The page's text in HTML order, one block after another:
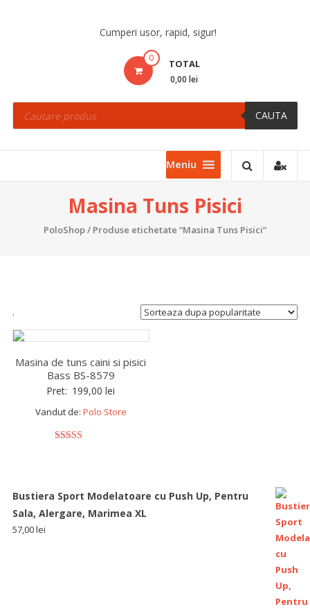
Cumperi usor, rapid, sigur!
0 TOTAL
0,00 lei
Products
search CAUTA
Meniu
Masina Tuns Pisici
PoloShop/ Produse etichetate “Masina Tuns Pisici”
.
Masina de tuns caini si pisici
Bass BS-8579
Pret: 199,00lei
Vandut de: Polo Store
Bustiera Sport Modelatoare cu Push Up, Pentru
Sala, Alergare, Marimea XL
57,00lei